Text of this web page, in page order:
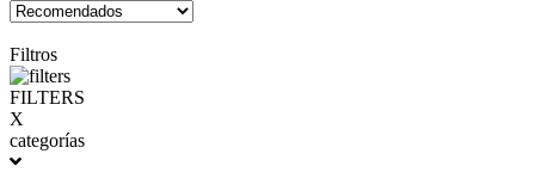
Filtros
FILTERS
X
categorías